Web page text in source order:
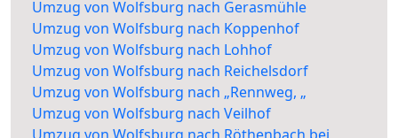
Umzug von Wolfsburg nach Gerasmühle
Umzug von Wolfsburg nach Koppenhof
Umzug von Wolfsburg nach Lohhof
Umzug von Wolfsburg nach Reichelsdorf
Umzug von Wolfsburg nach „Rennweg, „
Umzug von Wolfsburg nach Veilhof